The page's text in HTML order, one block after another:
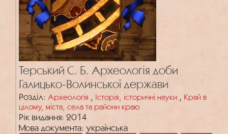
Терський С. Б. Археологія доби
Галицько-Волинської держави
Розділ: Археологія , Історія, історичні науки , Край в
цілому, міста, села та райони краю
Рік видання: 2014
Мова документа: українська